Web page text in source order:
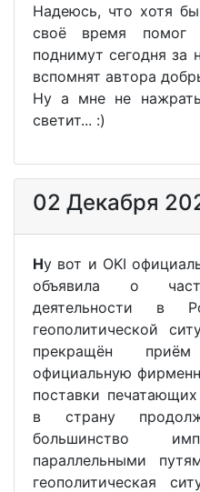
Надеюсь, что хотя
своё время помог
поднимут сегодня за
вспомнят автора
Ну а мне не
светит... :)
02 Декабря
Ну вот и OKI
объявила о
деятельности в
геополитической
прекращён
официальную
поставки
в страну
большинство
параллельными
геополитическая